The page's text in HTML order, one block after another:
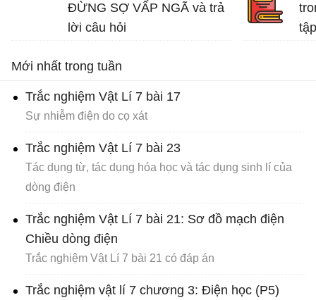
ĐỪNG SỢ VẤP NGÃ và trả
lời câu hỏi
Mới nhất trong tuần
Trắc nghiệm Vật Lí 7 bài 17
Sự nhiễm điện do cọ xát
Trắc nghiệm Vật Lí 7 bài 23
Tác dụng từ, tác dụng hóa học và tác dụng sinh lí của
dòng điện
Trắc nghiệm Vật Lí 7 bài 21: Sơ đồ mạch điện
Chiều dòng điện
Trắc nghiệm Vật Lí 7 bài 21 có đáp án
Trắc nghiệm vật lí 7 chương 3: Điện học (P5)